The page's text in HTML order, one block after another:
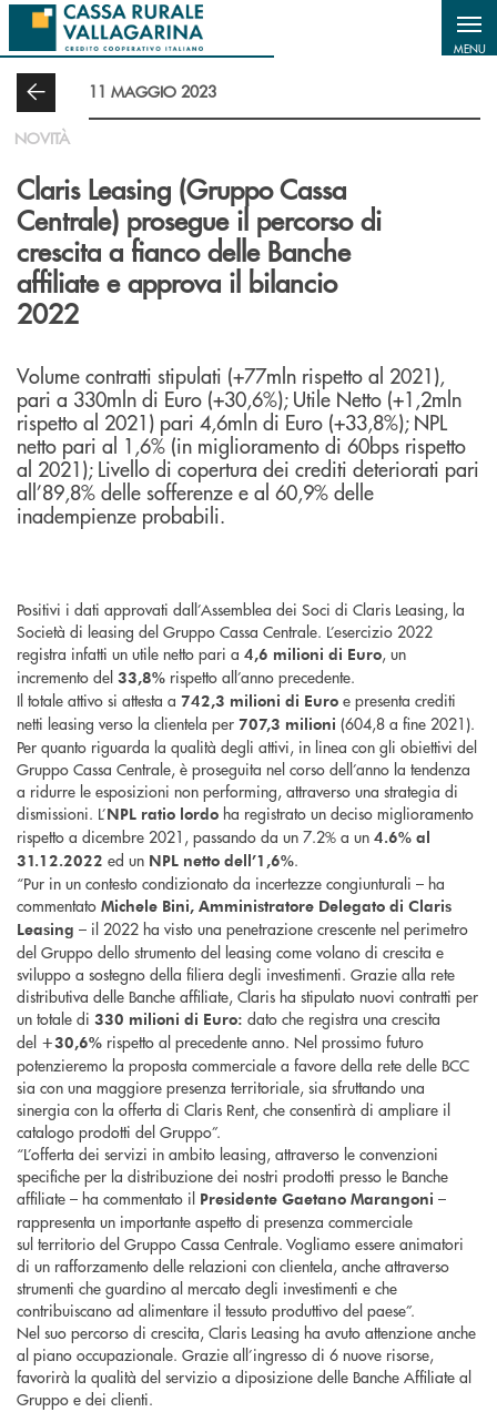
Salta al contenuto principale
MENU
11 MAGGIO 2023
NOVITÀ
Claris Leasing (Gruppo Cassa
Centrale) prosegue il percorso di
crescita a fianco delle Banche
affiliate e approva il bilancio
2022
Volume contratti stipulati (+77mln rispetto al 2021),
pari a 330mln di Euro (+30,6%); Utile Netto (+1,2mln
rispetto al 2021) pari 4,6mln di Euro (+33,8%); NPL
netto pari al 1,6% (in miglioramento di 60bps rispetto
al 2021); Livello di copertura dei crediti deteriorati pari
all’89,8% delle sofferenze e al 60,9% delle
inadempienze probabili.
Positivi i dati approvati dall’Assemblea dei Soci di Claris Leasing, la
Società di leasing del Gruppo Cassa Centrale. L’esercizio 2022
registra infatti un utile netto pari a 4,6 milioni di Euro, un
incremento del 33,8% rispetto all’anno precedente.
Il totale attivo si attesta a 742,3 milioni di Euro e presenta crediti
netti leasing verso la clientela per 707,3 milioni (604,8 a fine 2021).
Per quanto riguarda la qualità degli attivi, in linea con gli obiettivi del
Gruppo Cassa Centrale, è proseguita nel corso dell’anno la tendenza
a ridurre le esposizioni non performing, attraverso una strategia di
dismissioni. L’NPL ratio lordo ha registrato un deciso miglioramento
rispetto a dicembre 2021, passando da un 7.2% a un 4.6% al
31.12.2022 ed un NPL netto dell’1,6%.
“Pur in un contesto condizionato da incertezze congiunturali – ha
commentato Michele Bini, Amministratore Delegato di Claris
Leasing – il 2022 ha visto una penetrazione crescente nel perimetro
del Gruppo dello strumento del leasing come volano di crescita e
sviluppo a sostegno della filiera degli investimenti. Grazie alla rete
distributiva delle Banche affiliate, Claris ha stipulato nuovi contratti per
un totale di 330 milioni di Euro: dato che registra una crescita
del +30,6% rispetto al precedente anno. Nel prossimo futuro
potenzieremo la proposta commerciale a favore della rete delle BCC
sia con una maggiore presenza territoriale, sia sfruttando una
sinergia con la offerta di Claris Rent, che consentirà di ampliare il
catalogo prodotti del Gruppo”.
“L’offerta dei servizi in ambito leasing, attraverso le convenzioni
specifiche per la distribuzione dei nostri prodotti presso le Banche
affiliate – ha commentato il Presidente Gaetano Marangoni –
rappresenta un importante aspetto di presenza commerciale
sul territorio del Gruppo Cassa Centrale. Vogliamo essere animatori
di un rafforzamento delle relazioni con clientela, anche attraverso
strumenti che guardino al mercato degli investimenti e che
contribuiscano ad alimentare il tessuto produttivo del paese”.
Nel suo percorso di crescita, Claris Leasing ha avuto attenzione anche
al piano occupazionale. Grazie all’ingresso di 6 nuove risorse,
favorirà la qualità del servizio a diposizione delle Banche Affiliate al
Gruppo e dei clienti.